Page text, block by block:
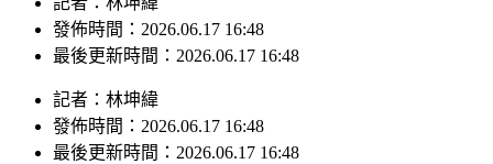
記者：林坤緯
發佈時間：2026.06.17 16:48
記者：林坤緯
發佈時間：2026.06.17 16:48